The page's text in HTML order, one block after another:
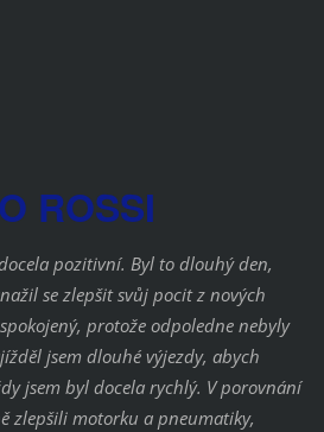
ROSSI
pozitivní. Byl to dlouhý den,
se zlepšit svůj pocit z nových
protože odpoledne nebyly
jsem dlouhé výjezdy, abych
jsem byl docela rychlý. V porovnání
zlepšili motorku a pneumatiky,